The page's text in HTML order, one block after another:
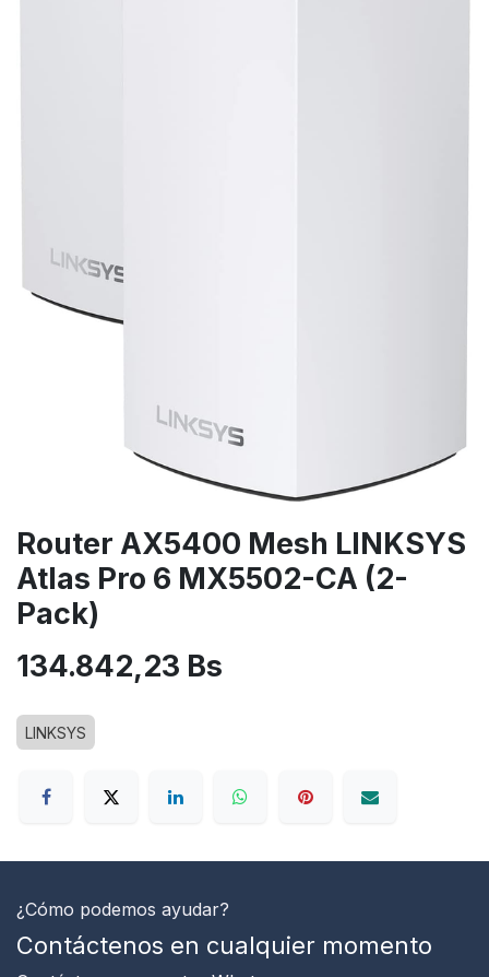
Router AX5400 Mesh LINKSYS
Atlas Pro 6 MX5502-CA (2-
Pack)
134.842,23 Bs
LINKSYS
¿Cómo podemos ayudar?
Contáctenos en cualquier momento